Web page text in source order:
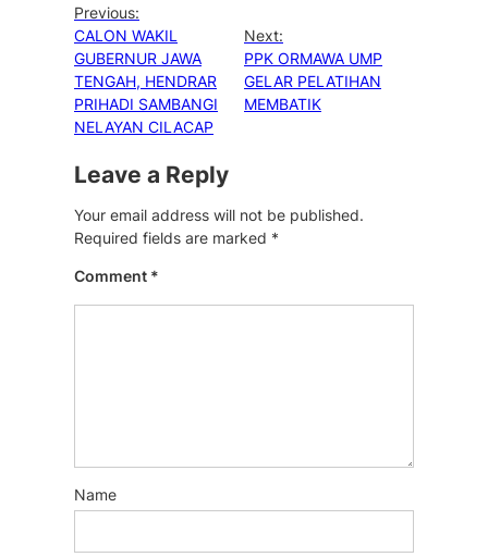
Previous:
CALON WAKIL
GUBERNUR JAWA
TENGAH, HENDRAR
PRIHADI SAMBANGI
NELAYAN CILACAP
Next:
PPK ORMAWA UMP
GELAR PELATIHAN
MEMBATIK
Leave a Reply
Your email address will not be published.
Required fields are marked *
Comment *
Name